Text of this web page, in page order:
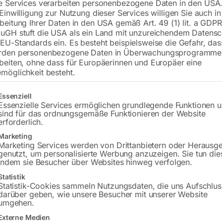
€2.310,00
inkl. MwSt. zzgl.Versandkosten
Lieferzeit:ca. 5 - 10 Werktage
In den
Sie haben
Services verarbeiten personenbezogene Daten in den
zur Nutzung dieser Services willigen Sie auch
Ihrer Daten in den USA gemäß Art. 49 (1) lit. a
stuft die USA als ein Land mit unzureichendem
Standards ein. Es besteht beispielsweise die Gefahr,
personenbezogene Daten in
ohne dass für Europäerinnen und Europäer eine
besteht.
eine Liste der Service-Gruppen, für die eine Einwilligung erteilt
Services ermöglichen grundlegende Funktionen
für das ordnungsgemäße Funktionieren der Website
Services werden von Drittanbietern oder
um personalisierte Werbung anzuzeigen. Sie tun
sie Besucher über Websites hinweg verfolgen.
Cookies sammeln Nutzungsdaten, die uns
geben, wie unsere Besucher mit unserer Website
Medien